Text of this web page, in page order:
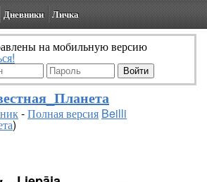
Дневники Личка
на мобильную версию
-Полная версия Beilli
)